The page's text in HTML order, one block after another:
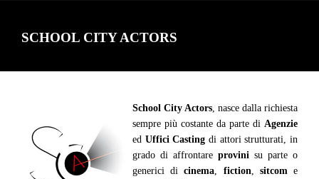
SCHOOL CITY ACTORS
School City Actors , nasce dalla richiesta
sempre più costante da parte di Agenzie
ed Uffici Casting di attori strutturati, in
grado di affrontare provini su parte o
generici dicinema fiction sitcom e